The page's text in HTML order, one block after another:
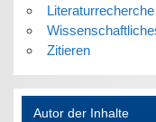
Literaturrecherche
Zitieren
Autor der Inhalte